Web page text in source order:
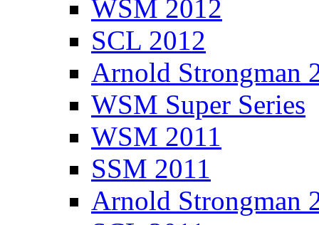
WSM 2012
SCL 2012
Arnold Strongman
WSM Super Series
WSM 2011
SSM 2011
Arnold Strongman